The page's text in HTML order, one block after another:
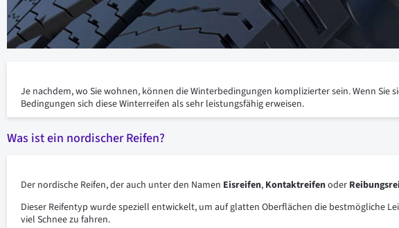
Je nachdem, wo Sie wohnen, können die Winterbedingungen komplizierter sein. Wenn Sie
Bedingungen sich diese Winterreifen als sehr leistungsfähig erweisen.
Was ist ein nordischer Reifen?
Der nordische Reifen, der auch unter den Namen Eisreifen, Kontaktreifenoder
Dieser Reifentyp wurde speziell entwickelt, um auf glatten Oberflächen die bestmögliche
viel Schnee zu fahren.